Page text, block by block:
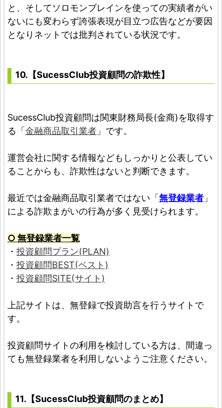
と、そしてソロモンブレインを使っての実績者がい
ないにも変わらず誇張表現が目立つ広告などが要因
となりネットでは批判されている状況です。
10.【SucessClub投資顧問の詐欺性】
SucessClub投資顧問は関東財務局長(金商)を取得す
る「 金融商品取引業者 」です。
運営会社に関する情報などもしっかりと公表してい
ることからも、詐欺性はないと判断できます。
最近では金融商品取引業者ではない「 無登録業者 」
による詐欺まがいの行為が多く見受けられます。
○ 無登録業者一覧
・ 投資顧問プラン(PLAN)
・ 投資顧問BEST(ベスト)
・ 投資顧問SITE(サイト)
上記サイトは、無登録で投資助言を行うサイトで
す。
投資顧問サイトの利用を検討している方は、間違っ
ても無登録業者を利用しないようご注意ください。
11.【SucessClub投資顧問のまとめ】